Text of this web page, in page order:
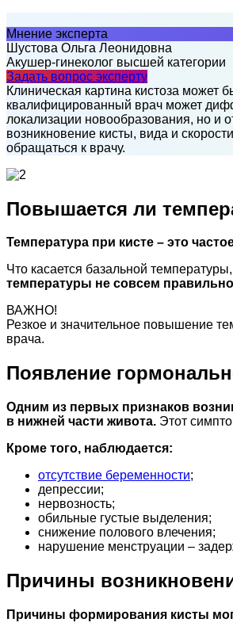
Мнение эксперта
Шустова Ольга Леонидовна
Акушер-гинеколог высшей категории
Задать вопрос эксперту
Клиническая картина кистоза может
квалифицированный врач может
локализации новообразования, но и
возникновение кисты, вида и
обращаться к врачу.
Повышается ли
Температура при кисте – это
Что касается базальной
температуры не совсем
ВАЖНО!
Резкое и значительное повышение
врача.
Появление
Одним из первых признаков
в нижней части живота. Этот
Кроме того, наблюдается:
отсутствие беременности;
депрессии;
нервозность;
обильные густые выделения;
снижение полового влечения;
нарушение менструации –
Причины
Причины формирования кисты